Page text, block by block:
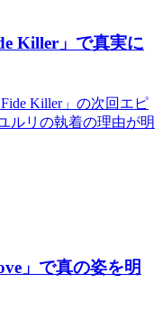
Killer」で真実に
Killer」の次回エピ
ルリの執着の理由が明
」で真の姿を明